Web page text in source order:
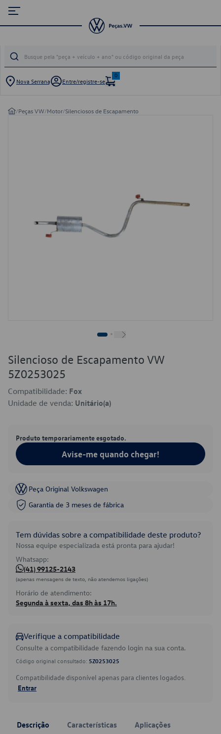
Nova Serrana Entre/registre-se
0
/Peças VW/Motor/Silenciosos de Escapamento
Silencioso de Escapamento VW
5Z0253025
Compatibilidade: Fox
Unidade de venda: Unitário(a)
Produto temporariamente esgotado.
Avise-me quando chegar!
Peça Original Volkswagen
Garantia de 3 meses de fábrica
Tem dúvidas sobre a compatibilidade deste produto?
Nossa equipe especializada está pronta para ajudar!
Whatsapp:
(41) 99125-2143
(apenas mensagens de texto, não atendemos ligações)
Horário de atendimento:
Segunda à sexta, das 8h às 17h.
Verifique a compatibilidade
Consulte a compatibilidade fazendo login na sua conta.
Código original consultado: 5Z0253025
Compatibilidade disponível apenas para clientes logados.
Entrar
Descrição Características Aplicações